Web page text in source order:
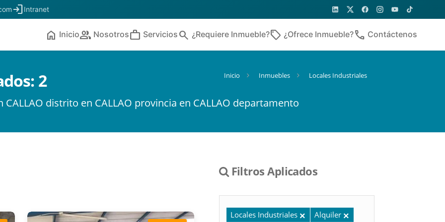
loginIntranet
home Iniciopeople Nosotroswork Servicios search ¿Requiere Inmueble?sell ¿Ofrece Inmueble?phone Contáctenos
2 Inicio Inmuebles Locales Industriales
distrito en CALLAO provincia en CALLAO departamento
Filtros Aplicados
Locales Industriales Alquiler